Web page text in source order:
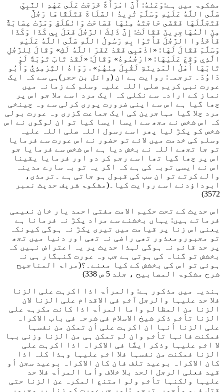
مشکوۃ میں ہے: وَعَنْهُ: أَنَّ امْرَأَةً خَرَجَتْ عَلَى عَهْدِ النَّبِيِّ
صَلَّى اللَّهُ عَلَيْهِ وَسَلَّمَ تُرِيدُ الصَّلَاةَ فَتَلَقَّاهَا رَجُلٌ
فَتَجَلَّلَهَا فَقَضَى حَاجَتَهُ مِنْهَا فَصَاحَتْ وَانْطَلَقَ وَمَرَّتْ عِصَابَةٌ
مِنَ الْمُهَاجِرِينَ فَقَالَتْ: إِنَّ ذَلِكَ الرَّجُلَ فَعَلَ بِي كَذَا وَكَذَا
فَأَخَذُوا الرَّجُلَ فَأَتَوْا بِهِ رَسُولُ اللَّهِ صَلَّى اللَّهُ عَلَيْهِ
وَسَلَّمَ فَقَالَ لَهَا: «اذْهَبِي فَقَدْ غَفَرَ اللَّهُ لَكِ» وَقَالَ لِلرَّجُلِ
الَّذِي وَقَعَ عَلَيْهَا: «ارْجُمُوهُ» وَقَالَ: «لَقَدْ تَابَ تَوْبَةً لَوْ
تَابَهَا أَهْلُ الْمَدِينَةِ لَقُبِلَ مِنْهُمْ» . رَوَاهُ التِّرْمِذِيُّ وَأَبُو
دَاوُدَ ۔ ترجمہ: روایت ہے ان (وائل بن حجر)ہی سے کہ ایک
عورت نبی کریم صلی اللہ علیہ وسلم کے زمانہ میں
نماز کے ارادہ سے نکلی کہ ایک مرد اسے ملا جو اس پر
چھا گیا ہے اس سے اپنی ضرورت پوری کرلی سے وہ چینخی
مرد چلا گیا مہاجرین کی ایک جماعت گزری وہ عورت بولی
کہ اس شخص نے مجھ سے ایسا ایسا کیا تو ان لوگوں نے اس
شخص کو پکڑ لیا پھر اسے رسول اللہ صلی اللہ علیہ
وسلم کی خدمت میں لائے تو حضور نے اس عورت سے فرمایا
تو جا تجھے اللہ نے بخش دیا ہے اس شخص سے فرمایا جو
اس پر چھا گیا تھا اسے رجم کر دو اور فرمایا یقینا
اس نے ایسی توبہ کی ہے کہ اگر یہ تو بہ سارے مدینہ
والے کرتے تو ان سب کی قبول ہو جاتی ہے ۔ترمذی،
ابوداؤدنے اسے روایت کیا۔(مشکوۃ شریف حدیث نمبر
3572)
اس حدیث کے تحت حکیم الامت مفتی احمد یار خان نعیمی
فرماتے ہیں: یہاں بخشنے سے مراد پکڑ نہ فرمانا ہے
یعنی اس زنا پر قیامت میں تیری پکڑ نہ ہوگی کیونکہ
تو مجبورومعذور تھی راضی نہ تھی اور دنیا میں تجھ
پر حد قائم نہ ہوگی لہذا حدیث پر یہ اعتراض نہیں کہ
بخشش تو گناہ کی ہوتی ہے جب وہ عورت گنہگار ہی نہ
ہوئی تو اس کی بخشش کے کیا معنے۔؟(مراۃ المناجیح
شرح مشکوۃ المصابیح ، جلد 5 ص 338)
ہندیہ میں مذکور ہے: والمرأۃ اذا اکرہت علی الزنا
فلا حد علیہا والرجل آثم فی الاقدام علی الزنا لان
الزنا من المظالم واما المرأۃ اذا کانت مکرہۃ علی
الزنا تأثم ذکر شیخ الاسلام فی شرحہ فی باب الاکراہ
علی الزنا أنہا ان اکرہت علی أن تمکن من نفسہا
فمکنت فانہا تأثم وان لم تمکن ہی من الزنا وزنی بہا
لا اثم علیہا وذکر ایضًا فی الاکراہ اذا اکرہت علی
الزنا فمکنت من نفسہا فلا اثم علیہا وہذا کلہ اذا
کان الاکراہ بوعید تلف فان کان الاکراہ بوعید سجن أو
قید فعلی الرجل الحد بلا خلاف وأما المرأۃ فلا حد
علیہا ولکنہا تأثم ولو امتنع المکرہ عن الزنا حتی
قتل فہو مأجور ۔ترجمہ:اور جب عورت کو زنا پر مجبور